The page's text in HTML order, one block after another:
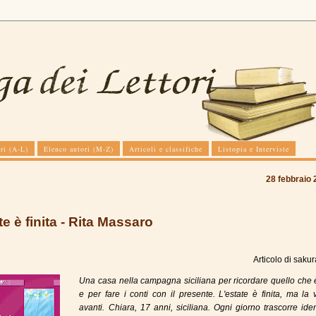
(A-L) Elenco autori (M-Z) Articoli e classifiche Listopia e Interviste
28 febbraio
è finita - Rita Massaro
Articolo di
Una casa nella campagna siciliana per ricordare quello che
e per fare i conti con il presente. L'estate è finita, ma la
avanti. Chiara, 17 anni, siciliana. Ogni giorno trascorre